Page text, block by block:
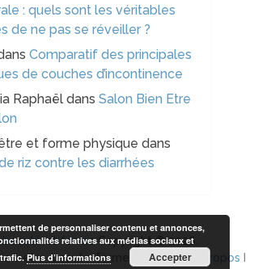
: quels sont les véritables
de ne pas se réveiller ?
Comparatif des principales
de couches d’incontinence
Raphaëldans Salon Bien Etre
et forme physique dans
de riz contre les diarrhées
beauté et formeCopyright © 2026.
etre-beaute-forme.com IPlan à propos
de personnaliser contenu et annonces,
relatives aux médias sociaux et
trafic.Plus d’informations Accepter